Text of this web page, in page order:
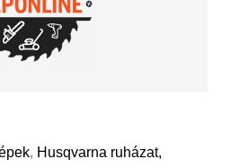
, Husqvarna ruházat,